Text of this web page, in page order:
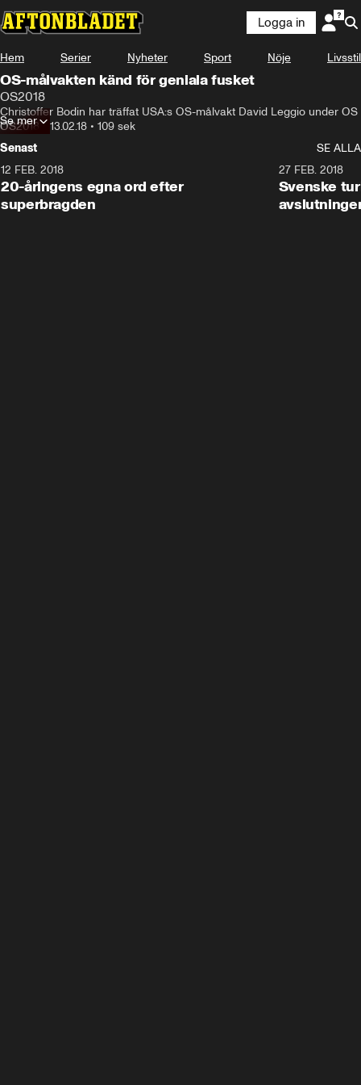
Logga in
Hem Serier Nyheter Sport Nöje Livsstil
OS-målvakten känd för geniala fusket
OS2018
Christoffer Bodin har träffat USA:s OS-målvakt David Leggio under OS
OS2018• 13.02.18 • 109 sek
Se mer
Senast
SE ALLA
12 FEB. 2018
20-åringens egna ord efter
superbragden
27 FEB. 2018
Svenske